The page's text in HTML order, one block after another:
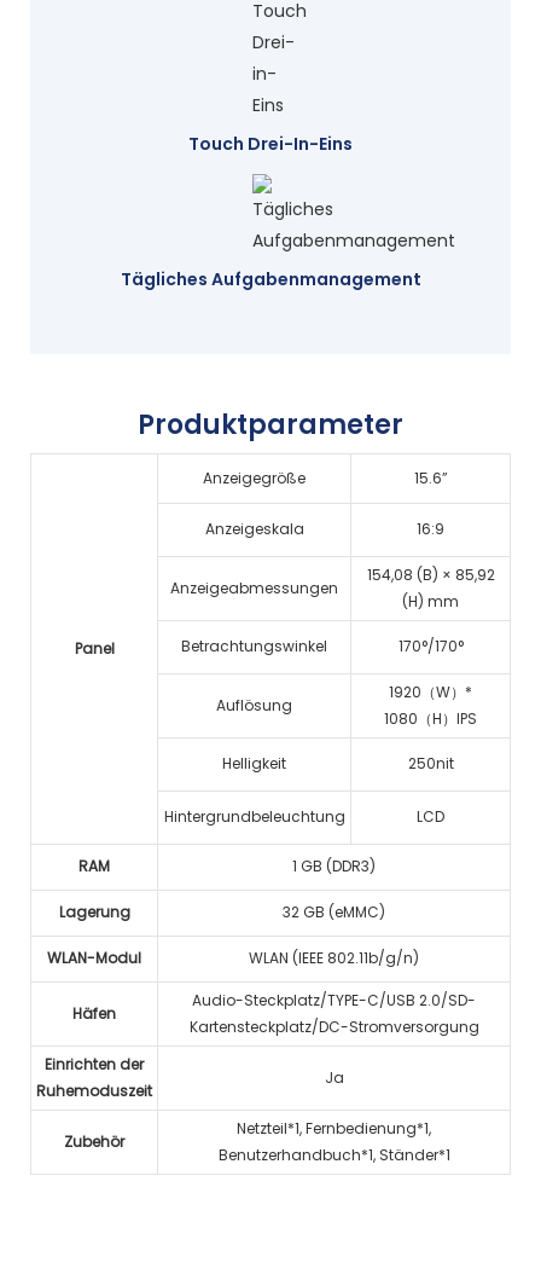
Touch Drei-In-Eins
Tägliches Aufgabenmanagement
Produktparameter
Panel
Anzeigegröße 15.6”
Anzeigeskala 16:9
Anzeigeabmessungen
154,08 (B) × 85,92
(H) mm
Betrachtungswinkel 170°/170°
Auflösung
1920（W）*
1080（H）IPS
Helligkeit 250nit
Hintergrundbeleuchtung LCD
RAM 1 GB (DDR3)
Lagerung 32 GB (eMMC)
WLAN-Modul WLAN (IEEE 802.11b/g/n)
Häfen
Audio-Steckplatz/TYPE-C/USB 2.0/SD-
Kartensteckplatz/DC-Stromversorgung
Einrichten der
Ruhemoduszeit
Ja
Zubehör
Netzteil*1, Fernbedienung*1,
Benutzerhandbuch*1, Ständer*1